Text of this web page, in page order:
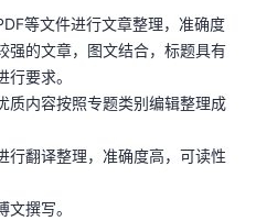
等文件进行文章整理，准确度
强的文章，图文结合，标题具有
要求。
质内容按照专题类别编辑整理成
行翻译整理，准确度高，可读性
撰写。